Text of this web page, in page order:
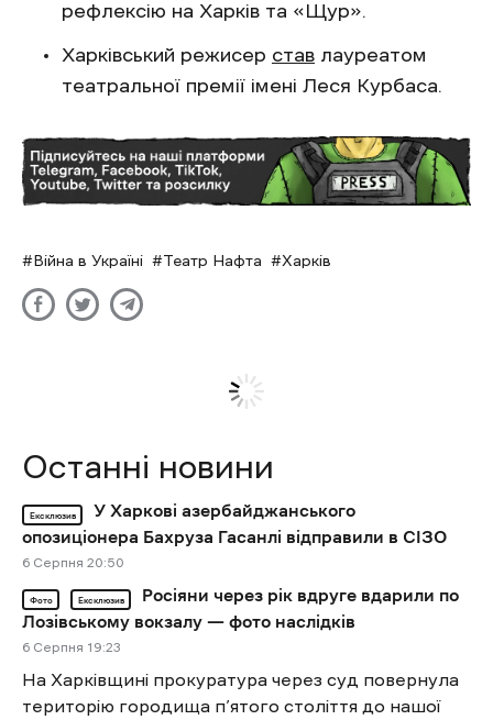
рефлексію на Харків та «Щур».
Харківський режисер став лауреатом
театральної премії імені Леся Курбаса.
Війна в Україні Театр Нафта Харків
Останні новини
Ексклюзив
У Харкові азербайджанського
опозиціонера Бахруза Гасанлі відправили в СІЗО
6 Cерпня 20:50
Фото Ексклюзив
Росіяни через рік вдруге вдарили по
Лозівському вокзалу — фото наслідків
6 Cерпня 19:23
На Харківщині прокуратура через суд повернула
територію городища п’ятого століття до нашої